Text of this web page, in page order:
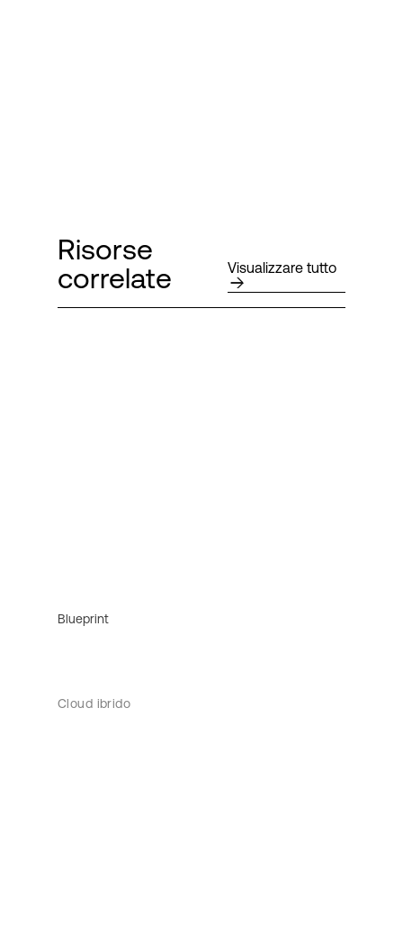
Risorse
correlate
Visualizzare tutto
Blueprint
Cloud ibrido